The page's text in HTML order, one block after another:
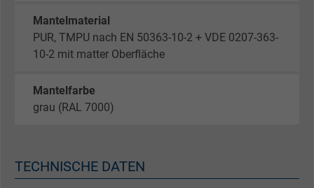
Mantelmaterial
PUR, TMPU nach EN 50363-10-2 + VDE 0207-363-
10-2 mit matter Oberfläche
Mantelfarbe
grau (RAL 7000)
TECHNISCHE DATEN